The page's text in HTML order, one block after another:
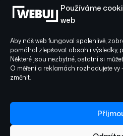
Používáme
web
Aby náš web fungoval spolehlivě,
pomáhal zlepšovat obsah i výsledky,
Některé jsou nezbytné, ostatní si
O měření a reklamách rozhodujete vy
změnit.
© 2026 WEBUI. Všechna